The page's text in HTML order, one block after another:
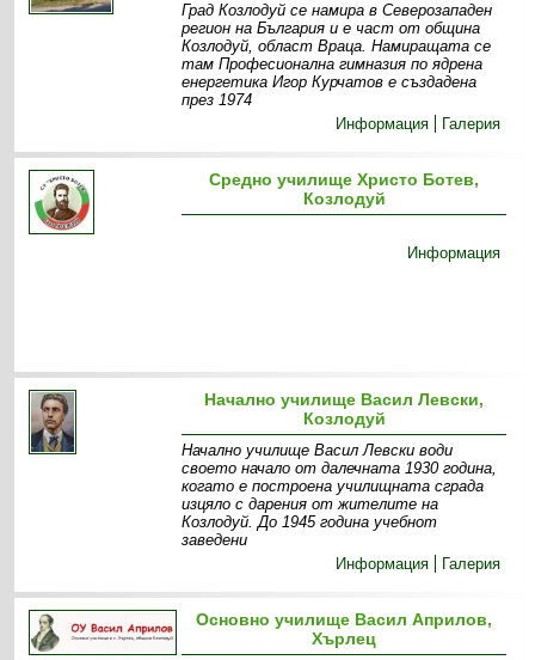
Град Козлодуй се намира в Северозападен
регион на България и е част от община
Козлодуй, област Враца. Намиращата се
там Професионална гимназия по ядрена
енергетика Игор Курчатов е създадена
през 1974
Информация
Галерия
Средно училище Христо Ботев,
Козлодуй
Информация
Начално училище Васил Левски,
Козлодуй
Начално училище Васил Левски води
своето начало от далечната 1930 година,
когато е построена училищната сграда
изцяло с дарения от жителите на
Козлодуй. До 1945 година учебнот
заведени
Информация
Галерия
Основно училище Васил Априлов,
Хърлец